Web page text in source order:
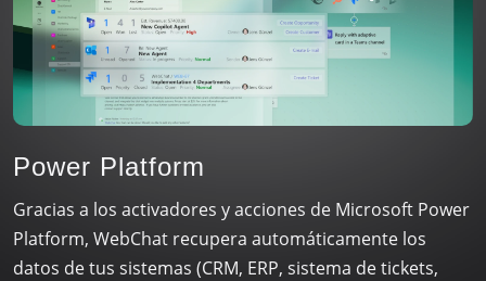
Power Platform
Gracias a los activadores y acciones de Microsoft Power
Platform, WebChat recupera automáticamente los
datos de tus sistemas (CRM, ERP, sistema de tickets,